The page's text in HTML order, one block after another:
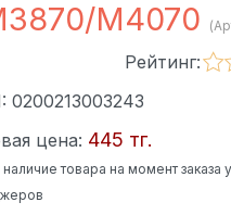
M4070
Рейтинг:
0200213003243
цена: 445 тг.
товара на момент заказа